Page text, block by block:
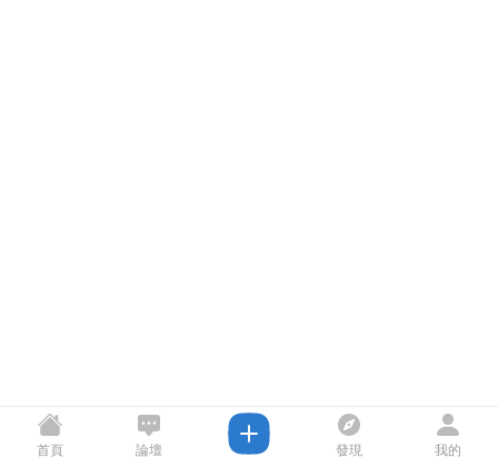
首頁 論壇 發現 我的